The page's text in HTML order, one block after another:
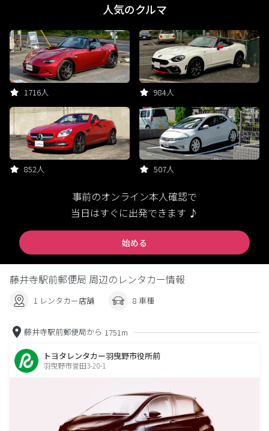
人気のクルマ
1716人 984人
852人 507人
事前のオンライン本人確認で
当日はすぐに出発できます ♪
始める
藤井寺駅前郵便局 周辺のレンタカー情報
1 レンタカー店舗 8 車種
藤井寺駅前郵便局から 1751m
トヨタレンタカー羽曳野市役所前
羽曳野市誉田3-20-1